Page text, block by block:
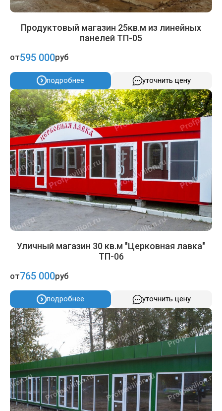
Продуктовый магазин 25кв.м из линейных
панелей ТП-05
от595 000руб
подробнее уточнить цену
Уличный магазин 30 кв.м "Церковная лавка"
ТП-06
от765 000руб
подробнее уточнить цену